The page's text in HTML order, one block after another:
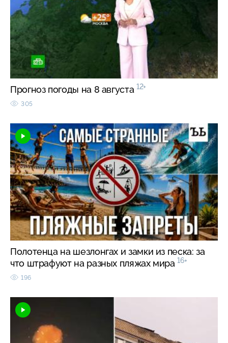
Прогноз погоды на 8 августа 12+
305
Полотенца на шезлонгах и замки из песка: за
что штрафуют на разных пляжах мира 16+
196